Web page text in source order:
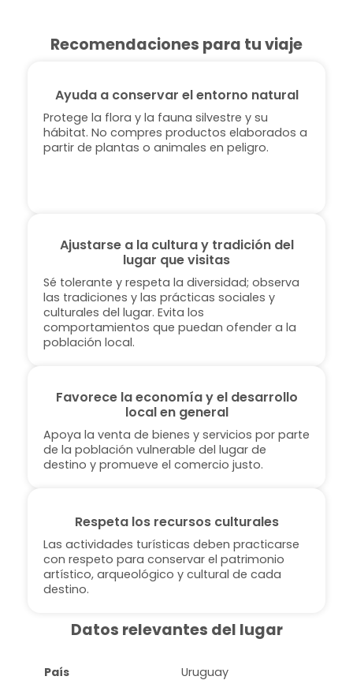
Recomendaciones para tu viaje
Ayuda a conservar el entorno natural
Protege la flora y la fauna silvestre y su
hábitat. No compres productos elaborados a
partir de plantas o animales en peligro.
Ajustarse a la cultura y tradición del
lugar que visitas
Sé tolerante y respeta la diversidad; observa
las tradiciones y las prácticas sociales y
culturales del lugar. Evita los
comportamientos que puedan ofender a la
población local.
Favorece la economía y el desarrollo
local en general
Apoya la venta de bienes y servicios por parte
de la población vulnerable del lugar de
destino y promueve el comercio justo.
Respeta los recursos culturales
Las actividades turísticas deben practicarse
con respeto para conservar el patrimonio
artístico, arqueológico y cultural de cada
destino.
Datos relevantes del lugar
País Uruguay